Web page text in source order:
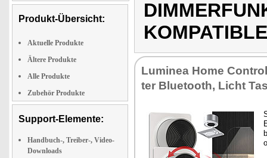
Produkt-Übersicht:
Aktuelle Produkte
Ältere Produkte
Alle Produkte
Zubehör Produkte
Support-Elemente:
Handbuch-, Treiber-, Video-
Downloads
Lu­mi­nea Ho­me
ter Blue­tooth, Licht